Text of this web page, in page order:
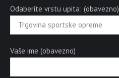
Odaberite vrstu upita: (obavezno)
Vaše ime (obavezno)